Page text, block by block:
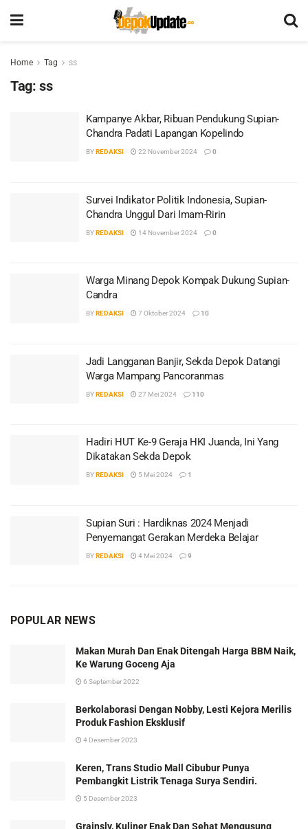
Home Tag ss
Tag: ss
Kampanye Akbar, Ribuan Pendukung Supian-
Chandra Padati Lapangan Kopelindo
BYREDAKSI 22 November 2024 0
Survei Indikator Politik Indonesia, Supian-
Chandra Unggul Dari Imam-Ririn
BYREDAKSI 14 November 2024 0
Warga Minang Depok Kompak Dukung Supian-
Candra
BYREDAKSI 7 Oktober 2024 10
Jadi Langganan Banjir, Sekda Depok Datangi
Warga Mampang Pancoranmas
BYREDAKSI 27 Mei 2024 110
Hadiri HUT Ke-9 Geraja HKI Juanda, Ini Yang
Dikatakan Sekda Depok
BYREDAKSI 5 Mei 2024 1
Supian Suri : Hardiknas 2024 Menjadi
Penyemangat Gerakan Merdeka Belajar
BYREDAKSI 4 Mei 2024 9
POPULAR NEWS
Makan Murah Dan Enak Ditengah Harga BBM Naik,
Ke Warung Goceng Aja
6 September 2022
Berkolaborasi Dengan Nobby, Lesti Kejora Merilis
Produk Fashion Eksklusif
4 Desember 2023
Keren, Trans Studio Mall Cibubur Punya
Pembangkit Listrik Tenaga Surya Sendiri.
5 Desember 2023
Grainsly, Kuliner Enak Dan Sehat Mengusung